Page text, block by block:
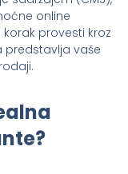
online
provesti kroz
predstavlja vaše